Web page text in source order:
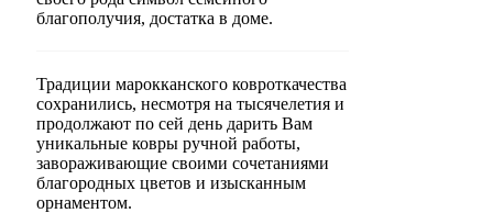
благополучия, достатка в доме.
Традиции марокканского ковроткачества
сохранились, несмотря на тысячелетия и
продолжают по сей день дарить Вам
уникальные ковры ручной работы,
завораживающие своими сочетаниями
благородных цветов и изысканным
орнаментом.